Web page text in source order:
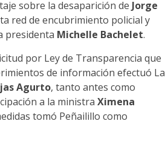
sobre la desaparición de Jorge
red de encubrimiento policial y
presidenta Michelle Bachelet.
por Ley de Transparencia que
de información efectuó La
Agurto, tanto antes como
a la ministraXimena
tomó Peñailillo como